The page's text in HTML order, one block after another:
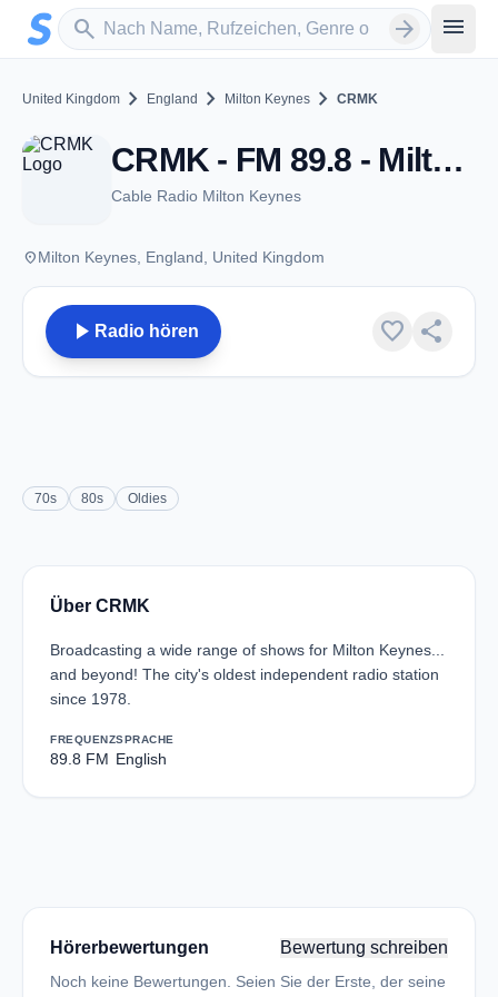
Zum Hauptinhalt springen
search
Sender suchen arrow_forward menu
United Kingdom chevron_right England chevron_right Milton Keynes chevron_right CRMK
CRMK - FM 89.8 - Milton Keynes
Cable Radio Milton Keynes
placeMilton Keynes, England, United Kingdom
play_arrow Radio hören favorite share
70s 80s Oldies
Über CRMK
Broadcasting a wide range of shows for Milton Keynes...
and beyond! The city's oldest independent radio station
since 1978.
FREQUENZ
89.8 FM
SPRACHE
English
Hörerbewertungen Bewertung schreiben
Noch keine Bewertungen. Seien Sie der Erste, der seine